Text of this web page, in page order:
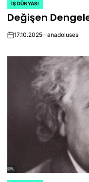
POSTED
IN
İŞ DÜNYASI
Değişen
on17.10.2025 anadolusesi